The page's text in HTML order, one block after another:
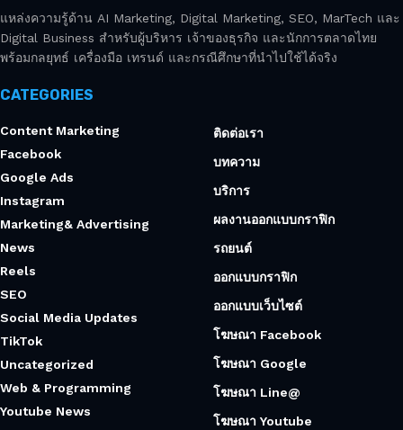
แหล่งความรู้ด้าน AI Marketing, Digital Marketing, SEO, MarTech และ
Digital Business สำหรับผู้บริหาร เจ้าของธุรกิจ และนักการตลาดไทย
พร้อมกลยุทธ์ เครื่องมือ เทรนด์ และกรณีศึกษาที่นำไปใช้ได้จริง
CATEGORIES
Content Marketing
Facebook
Google Ads
Instagram
Marketing& Advertising
News
Reels
SEO
Social Media Updates
TikTok
Uncategorized
Web & Programming
Youtube News
ติดต่อเรา
บทความ
บริการ
ผลงานออกแบบกราฟิก
รถยนต์
ออกแบบกราฟิก
ออกแบบเว็บไซต์
โฆษณา Facebook
โฆษณา Google
โฆษณา Line@
โฆษณา Youtube